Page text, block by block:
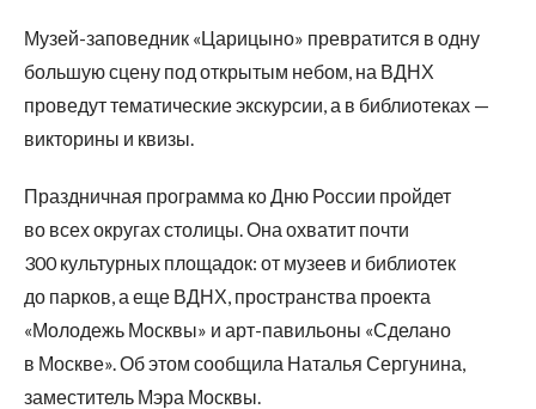
Музей-заповедник «Царицыно» превратится в одну
большую сцену под открытым небом, на ВДНХ
проведут тематические экскурсии, а в библиотеках —
викторины и квизы.
Праздничная программа ко Дню России пройдет
во всех округах столицы. Она охватит почти
300 культурных площадок: от музеев и библиотек
до парков, а еще ВДНХ, пространства проекта
«Молодежь Москвы» и арт-павильоны «Сделано
в Москве». Об этом сообщила Наталья Сергунина,
заместитель Мэра Москвы.